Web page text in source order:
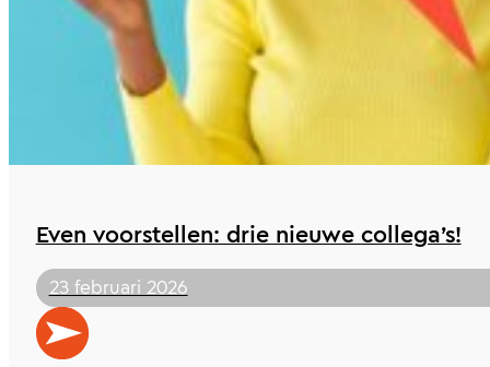
Even voorstellen: drie nieuwe collega’s!
23 februari 2026